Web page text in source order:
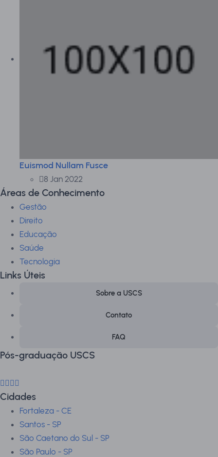
Euismod Nullam Fusce
8 Jan 2022
Áreas de Conhecimento
Gestão
Direito
Educação
Saúde
Tecnologia
Links Úteis
Sobre a USCS
Contato
FAQ
Pós-graduação USCS
Cidades
Fortaleza - CE
Santos - SP
São Caetano do Sul - SP
São Paulo - SP